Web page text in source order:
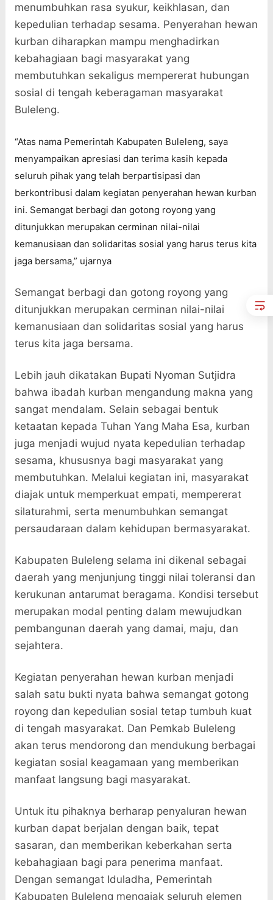
menumbuhkan rasa syukur, keikhlasan, dan
kepedulian terhadap sesama. Penyerahan hewan
kurban diharapkan mampu menghadirkan
kebahagiaan bagi masyarakat yang
membutuhkan sekaligus mempererat hubungan
sosial di tengah keberagaman masyarakat
Buleleng.
“Atas nama Pemerintah Kabupaten Buleleng, saya
menyampaikan apresiasi dan terima kasih kepada
seluruh pihak yang telah berpartisipasi dan
berkontribusi dalam kegiatan penyerahan hewan kurban
ini. Semangat berbagi dan gotong royong yang
ditunjukkan merupakan cerminan nilai-nilai
kemanusiaan dan solidaritas sosial yang harus terus kita
jaga bersama,” ujarnya
Semangat berbagi dan gotong royong yang
ditunjukkan merupakan cerminan nilai-nilai
kemanusiaan dan solidaritas sosial yang harus
terus kita jaga bersama.
Lebih jauh dikatakan Bupati Nyoman Sutjidra
bahwa ibadah kurban mengandung makna yang
sangat mendalam. Selain sebagai bentuk
ketaatan kepada Tuhan Yang Maha Esa, kurban
juga menjadi wujud nyata kepedulian terhadap
sesama, khususnya bagi masyarakat yang
membutuhkan. Melalui kegiatan ini, masyarakat
diajak untuk memperkuat empati, mempererat
silaturahmi, serta menumbuhkan semangat
persaudaraan dalam kehidupan bermasyarakat.
Kabupaten Buleleng selama ini dikenal sebagai
daerah yang menjunjung tinggi nilai toleransi dan
kerukunan antarumat beragama. Kondisi tersebut
merupakan modal penting dalam mewujudkan
pembangunan daerah yang damai, maju, dan
sejahtera.
Kegiatan penyerahan hewan kurban menjadi
salah satu bukti nyata bahwa semangat gotong
royong dan kepedulian sosial tetap tumbuh kuat
di tengah masyarakat. Dan Pemkab Buleleng
akan terus mendorong dan mendukung berbagai
kegiatan sosial keagamaan yang memberikan
manfaat langsung bagi masyarakat.
Untuk itu pihaknya berharap penyaluran hewan
kurban dapat berjalan dengan baik, tepat
sasaran, dan memberikan keberkahan serta
kebahagiaan bagi para penerima manfaat.
Dengan semangat Iduladha, Pemerintah
Kabupaten Buleleng mengajak seluruh elemen